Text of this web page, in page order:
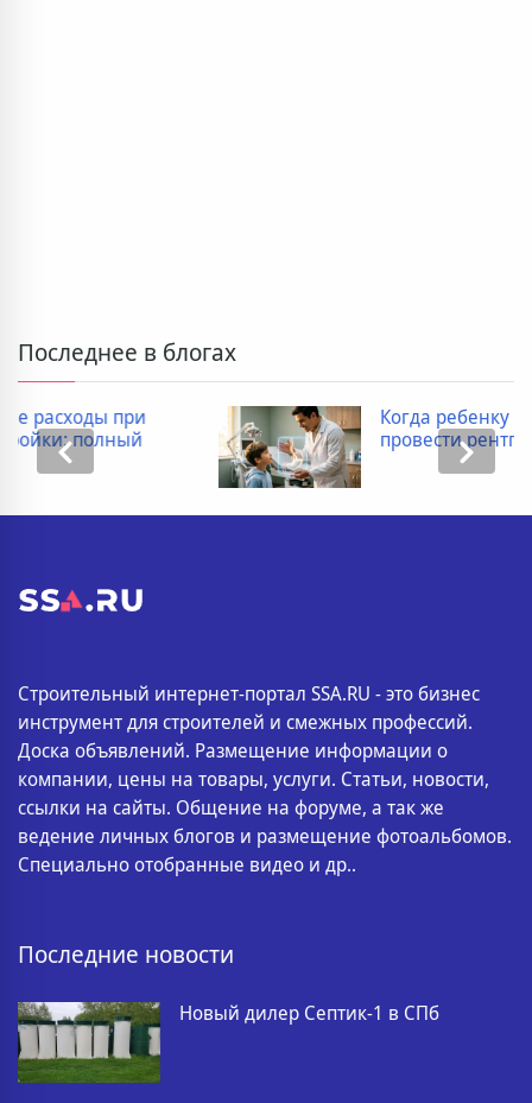
Последнее в блогах
Когда ребенку необходимо
провести рентген пищевода
Строительный интернет-портал SSA.RU - это бизнес
инструмент для строителей и смежных профессий.
Доска объявлений. Размещение информации о
компании, цены на товары, услуги. Статьи, новости,
ссылки на сайты. Общение на форуме, а так же
ведение личных блогов и размещение фотоальбомов.
Специально отобранные видео и др..
Последние новости
Новый дилер Септик-1 в СПб